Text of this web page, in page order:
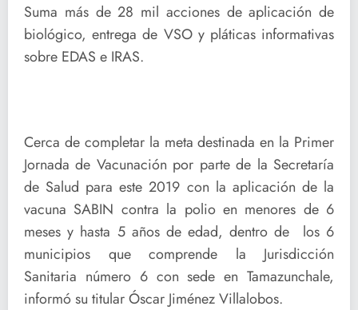
Suma más de 28 mil acciones de aplicación de
biológico, entrega de VSO y pláticas informativas
sobre EDAS e IRAS.
Cerca de completar la meta destinada en la Primer
Jornada de Vacunación por parte de la Secretaría
de Salud para este 2019 con la aplicación de la
vacuna SABIN contra la polio en menores de 6
meses y hasta 5 años de edad, dentro de los 6
municipios que comprende la Jurisdicción
Sanitaria número 6 con sede en Tamazunchale,
informó su titular Óscar Jiménez Villalobos.